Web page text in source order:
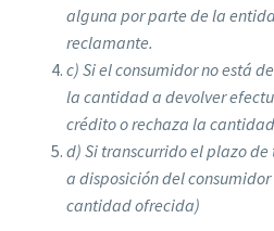
alguna por parte de la
reclamante.
c) Si el consumidor no está
la cantidad a devolver
crédito o rechaza la
d) Si transcurrido el plazo de
a disposición del
cantidad ofrecida)